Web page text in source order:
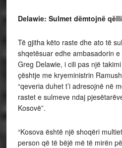
Delawie: Sulmet dëmtojnë
Të gjitha këto raste dhe ato të
shqetësuar edhe ambasadorin
Greg Delawie, i cili pas një
çështje me kryeministrin
“qeveria duhet t’i adresojnë në
rastet e sulmeve ndaj
Kosovë”.
“Kosova është një shoqëri
person që të bëjë më të mirën